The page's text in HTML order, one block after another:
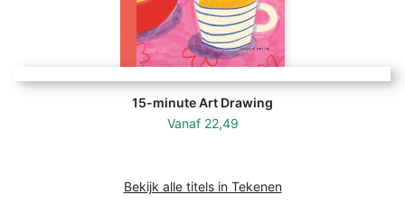
15-minute Art Drawing
Vanaf 22,49
Bekijk alle titels in Tekenen